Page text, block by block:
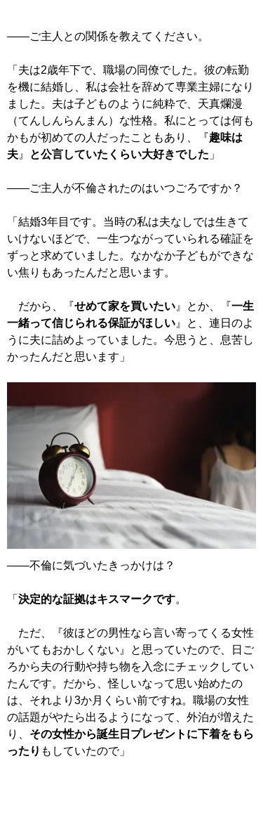
――ご主人との関係を教えてください。
「夫は2歳年下で、職場の同僚でした。彼の転勤
を機に結婚し、私は会社を辞めて専業主婦になり
ました。夫は子どものように純粋で、天真爛漫
（てんしんらんまん）な性格。私にとっては何も
かもが初めての人だったこともあり、『趣味は
夫』 と公言していたくらい大好きでした 」
――ご主人が不倫されたのはいつごろですか？
「結婚3年目です。当時の私は夫なしでは生きて
いけないほどで、一生つながっていられる確証を
ずっと求めていました。なかなか子どもができな
い焦りもあったんだと思います。
だから、『せめて家を買いたい』とか、『一生
一緒って信じられる保証がほしい』と、連日のよ
うに夫に詰めよっていました。今思うと、息苦し
かったんだと思います」
――不倫に気づいたきっかけは？
「 決定的な証拠はキスマークです。
ただ、『彼ほどの男性なら言い寄ってくる女性
がいてもおかしくない』と思っていたので、日ご
ろから夫の行動や持ち物を入念にチェックしてい
たんです。だから、怪しいなって思い始めたの
は、それより3か月くらい前ですね。職場の女性
の話題がやたら出るようになって、外泊が増えた
り、 その女性から誕生日プレゼントに下着をもら
ったり もしていたので」